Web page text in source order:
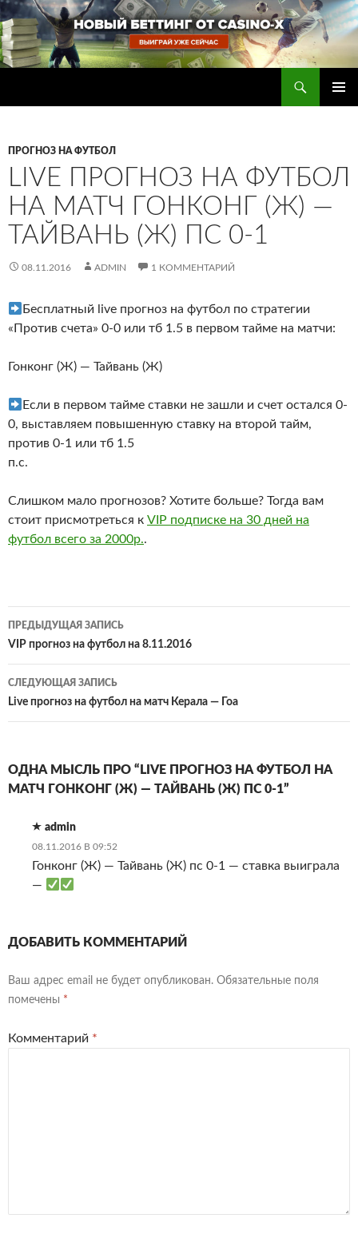
Перейти
к
содержимому
ПРОГНОЗ НА ФУТБОЛ
LIVE ПРОГНОЗ НА ФУТБОЛ
НА МАТЧ ГОНКОНГ (Ж) —
ТАЙВАНЬ (Ж) ПС 0-1
08.11.2016 ADMIN 1 КОММЕНТАРИЙ
Бесплатный live прогноз на футбол по стратегии
«Против счета» 0-0 или тб 1.5 в первом тайме на матчи:
Гонконг (Ж) — Тайвань (Ж)
Если в первом тайме ставки не зашли и счет остался 0-
0, выставляем повышенную ставку на второй тайм,
против 0-1 или тб 1.5
п.с.
Слишком мало прогнозов? Хотите больше? Тогда вам
стоит присмотреться к VIP подписке на 30 дней на
футбол всего за 2000р..
Навигация
по
записям
ПРЕДЫДУЩАЯ ЗАПИСЬ
VIP прогноз на футбол на 8.11.2016
СЛЕДУЮЩАЯ ЗАПИСЬ
Live прогноз на футбол на матч Керала — Гоа
ОДНА МЫСЛЬ ПРО “LIVE ПРОГНОЗ НА ФУТБОЛ НА
МАТЧ ГОНКОНГ (Ж) — ТАЙВАНЬ (Ж) ПС 0-1”
admin
08.11.2016 В 09:52
Гонконг (Ж) — Тайвань (Ж) пс 0-1 — ставка выиграла
—
ДОБАВИТЬ КОММЕНТАРИЙ
Ваш адрес email не будет опубликован. Обязательные поля
помечены *
Комментарий *